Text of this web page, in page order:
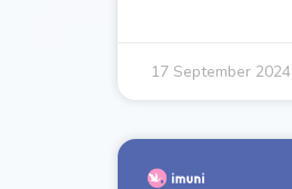
17 September 2024